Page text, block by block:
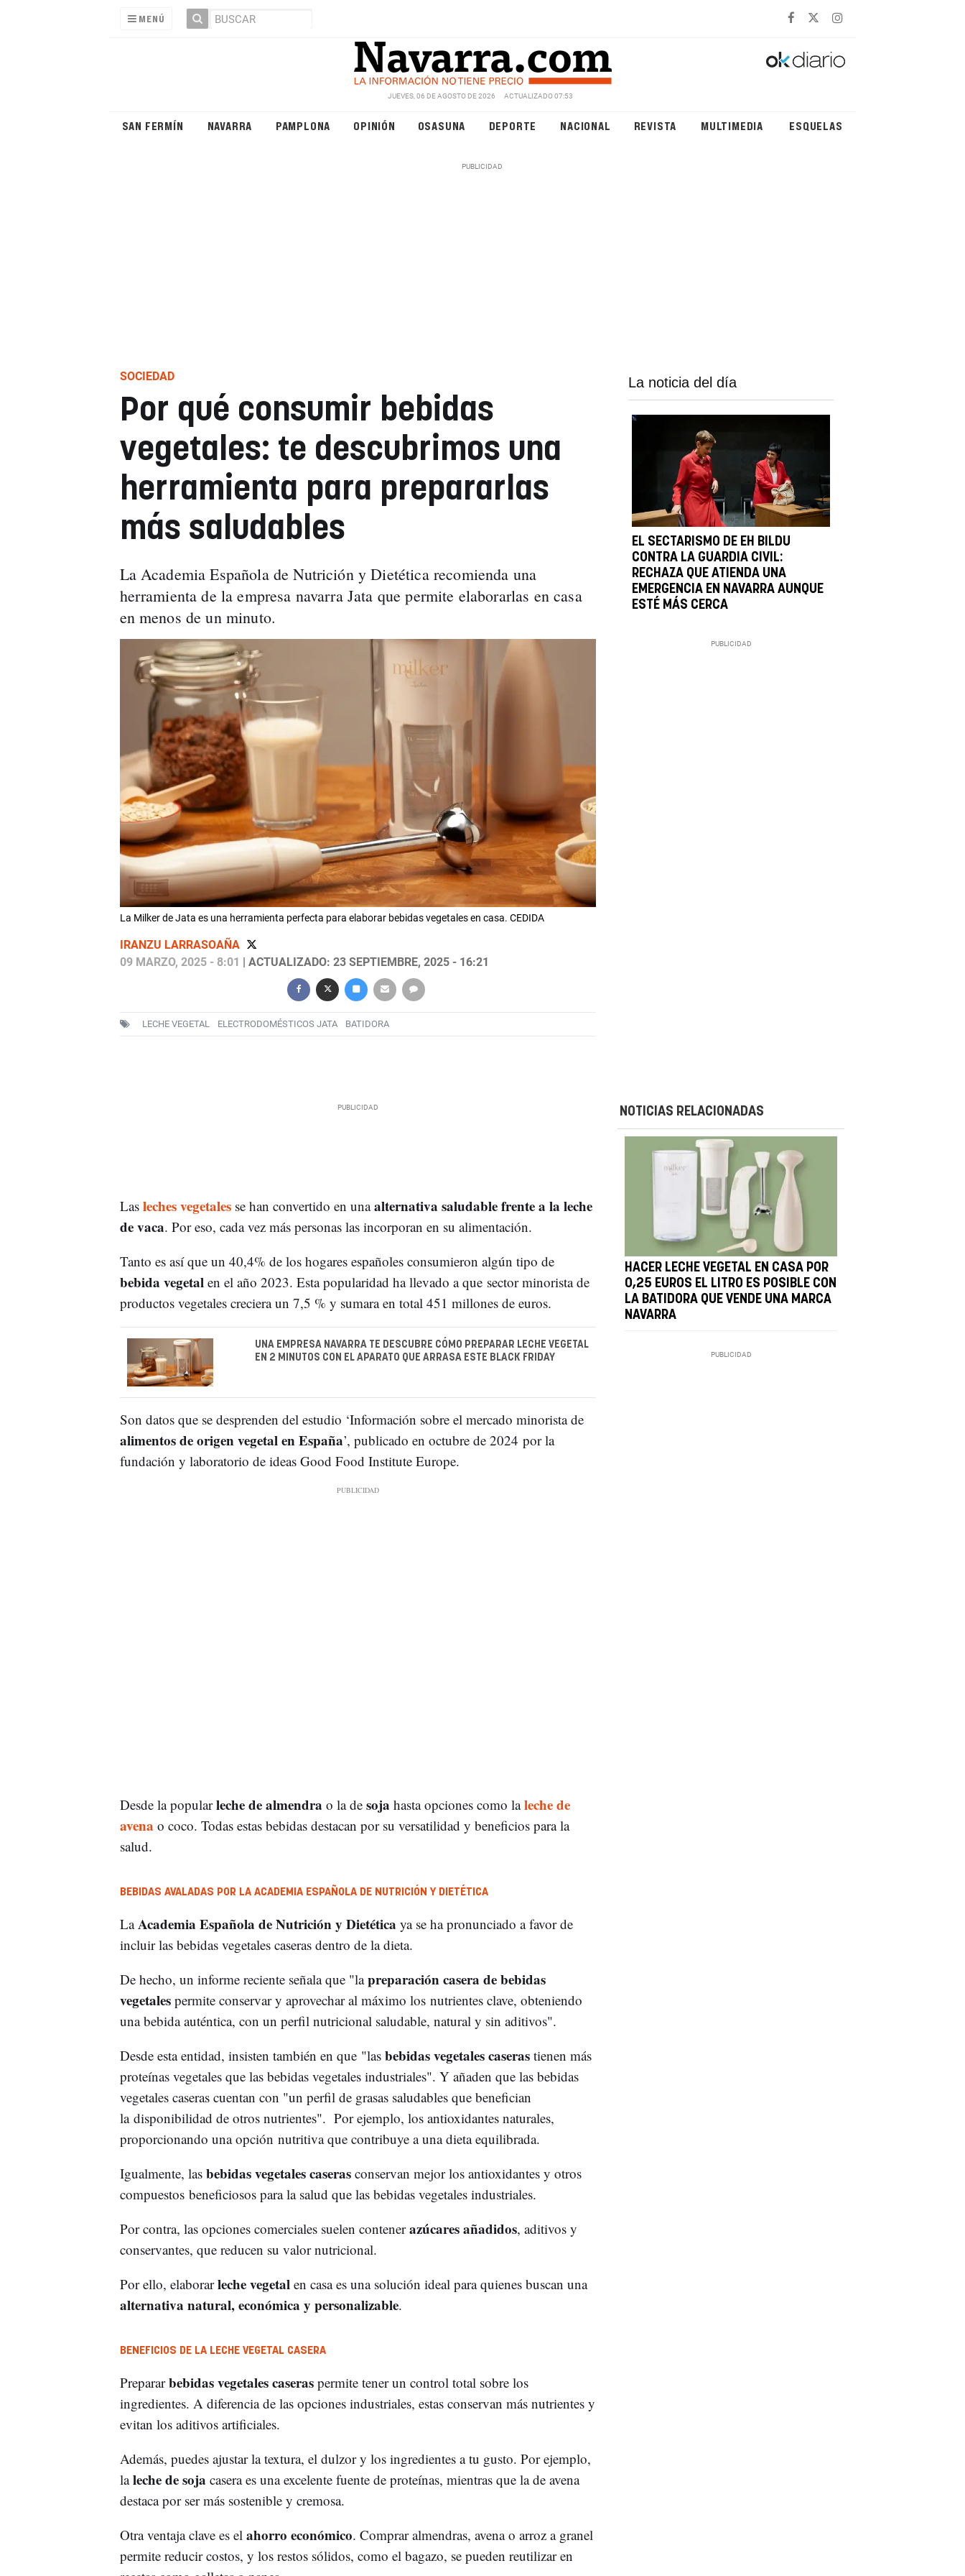
MENÚ
JUEVES, 06 DE AGOSTO DE 2026 ACTUALIZADO 07:53
SAN FERMÍN NAVARRA PAMPLONA OPINIÓN OSASUNA DEPORTE NACIONAL REVISTA MULTIMEDIA ESQUELAS
SOCIEDAD
Por qué consumir bebidas
vegetales: te descubrimos una
herramienta para prepararlas
más saludables
La Academia Española de Nutrición y Dietética recomienda una
herramienta de la empresa navarra Jata que permite elaborarlas en casa
en menos de un minuto.
La Milker de Jata es una herramienta perfecta para elaborar bebidas vegetales en casa. CEDIDA
IRANZU LARRASOAÑA
09 MARZO, 2025 - 8:01 | ACTUALIZADO: 23 SEPTIEMBRE, 2025 - 16:21
LECHE VEGETAL ELECTRODOMÉSTICOS JATA BATIDORA
La noticia del día
EL SECTARISMO DE EH BILDU
CONTRA LA GUARDIA CIVIL:
RECHAZA QUE ATIENDA UNA
EMERGENCIA EN NAVARRA AUNQUE
ESTÉ MÁS CERCA
Las leches vegetalesse han convertido en unaalternativa saludable frente a la leche
de vaca. Por eso, cada vez más personas las incorporan en su alimentación.
Tanto es así que un 40,4% de los hogares españoles consumieron algún tipo de
bebida vegetal en el año 2023. Esta popularidad ha llevado a que sector minorista de
productos vegetales creciera un 7,5 % y sumara en total 451 millones de euros.
UNA EMPRESA NAVARRA TE DESCUBRE CÓMO PREPARAR LECHE VEGETAL
EN 2 MINUTOS CON EL APARATO QUE ARRASA ESTE BLACK FRIDAY
Son datos que se desprenden del estudio ‘Información sobre el mercado minorista de
alimentos de origen vegetal en España’, publicado en octubre de 2024 por la
fundación y laboratorio de ideas Good Food Institute Europe.
Desde la popularleche de almendra o la de soja hasta opciones como laleche de
avena o coco. Todas estas bebidas destacan por su versatilidad y beneficios para la
salud.
BEBIDAS AVALADAS POR LA ACADEMIA ESPAÑOLA DE NUTRICIÓN Y DIETÉTICA
LaAcademia Española de Nutrición y Dietética ya se ha pronunciado a favor de
incluir las bebidas vegetales caseras dentro de la dieta.
De hecho, un informe reciente señala que "lapreparación casera de bebidas
vegetalespermite conservar y aprovechar al máximo los nutrientes clave, obteniendo
una bebida auténtica, con un perfil nutricional saludable, natural y sin aditivos".
Desde esta entidad, insisten también en que "las bebidas vegetales caserastienen más
proteínas vegetales que las bebidas vegetales industriales". Y añaden que las bebidas
vegetales caseras cuentan con "un perfil de grasas saludables que benefician
la disponibilidad de otros nutrientes". Por ejemplo, los antioxidantes naturales,
proporcionando una opción nutritiva que contribuye a una dieta equilibrada.
Igualmente, las bebidas vegetales caserasconservan mejor los antioxidantes y otros
compuestos beneficiosos para la salud que las bebidas vegetales industriales.
Por contra, las opciones comerciales suelen contenerazúcares añadidos, aditivos y
conservantes, que reducen su valor nutricional.
Por ello, elaborarleche vegetalen casa es una solución ideal para quienes buscan una
alternativa natural, económica y personalizable.
BENEFICIOS DE LA LECHE VEGETAL CASERA
Prepararbebidas vegetales caseraspermite tener un control total sobre los
ingredientes. A diferencia de las opciones industriales, estas conservan más nutrientes y
evitan los aditivos artificiales.
Además, puedes ajustar la textura, el dulzor y los ingredientes a tu gusto. Por ejemplo,
laleche de soja casera es una excelente fuente de proteínas, mientras que la de avena
destaca por ser más sostenible y cremosa.
Otra ventaja clave es el ahorro económico. Comprar almendras, avena o arroz a granel
permite reducir costos, y los restos sólidos, como el bagazo, se pueden reutilizar en
NOTICIAS RELACIONADAS
HACER LECHE VEGETAL EN CASA POR
0,25 EUROS EL LITRO ES POSIBLE CON
LA BATIDORA QUE VENDE UNA MARCA
NAVARRA